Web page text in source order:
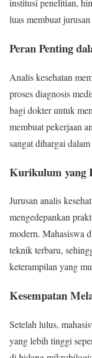
institusi penelitian,
luas membuat
Peran Penting
Analis kesehatan
proses diagnosis
bagi dokter untuk
membuat pekerjaan
sangat dihargai
Kurikulum yang
Jurusan analis
mengedepankan
modern. Mahasiswa
teknik terbaru,
keterampilan yang
Kesempatan
Setelah lulus,
yang lebih tinggi